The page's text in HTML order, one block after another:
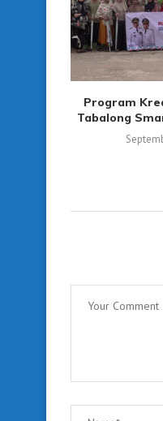
Program
Tabalong